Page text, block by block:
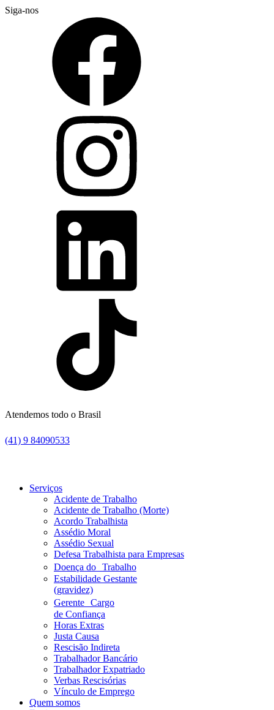
Siga-nos
Atendemos todo o Brasil
(41) 9 84090533
Serviços
Acidente de Trabalho
Acidente de Trabalho (Morte)
Acordo Trabalhista
Assédio Moral
Assédio Sexual
Defesa Trabalhista para Empresas
Doença do Trabalho
Estabilidade Gestante
(gravidez)
Gerente Cargo
de Confiança
Horas Extras
Justa Causa
Rescisão Indireta
Trabalhador Bancário
Trabalhador Expatriado
Verbas Rescisórias
Vínculo de Emprego
Quem somos